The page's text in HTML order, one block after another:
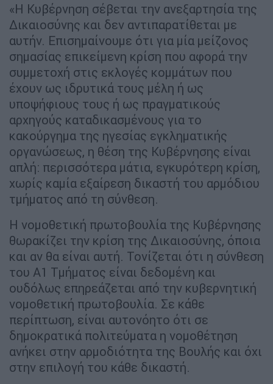
«Η Κυβέρνηση σέβεται την ανεξαρτησία της
Δικαιοσύνης και δεν αντιπαρατίθεται με
αυτήν. Επισημαίνουμε ότι για μία μείζονος
σημασίας επικείμενη κρίση που αφορά την
συμμετοχή στις εκλογές κομμάτων που
έχουν ως ιδρυτικά τους μέλη ή ως
υποψήφιους τους ή ως πραγματικούς
αρχηγούς καταδικασμένους για το
κακούργημα της ηγεσίας εγκληματικής
οργανώσεως, η θέση της Κυβέρνησης είναι
απλή: περισσότερα μάτια, εγκυρότερη κρίση,
χωρίς καμία εξαίρεση δικαστή του αρμόδιου
τμήματος από τη σύνθεση.
Η νομοθετική πρωτοβουλία της Κυβέρνησης
θωρακίζει την κρίση της Δικαιοσύνης, όποια
και αν θα είναι αυτή. Τονίζεται ότι η σύνθεση
του Α1 Τμήματος είναι δεδομένη και
ουδόλως επηρεάζεται από την κυβερνητική
νομοθετική πρωτοβουλία. Σε κάθε
περίπτωση, είναι αυτονόητο ότι σε
δημοκρατικά πολιτεύματα η νομοθέτηση
ανήκει στην αρμοδιότητα της Βουλής και όχι
στην επιλογή του κάθε δικαστή.